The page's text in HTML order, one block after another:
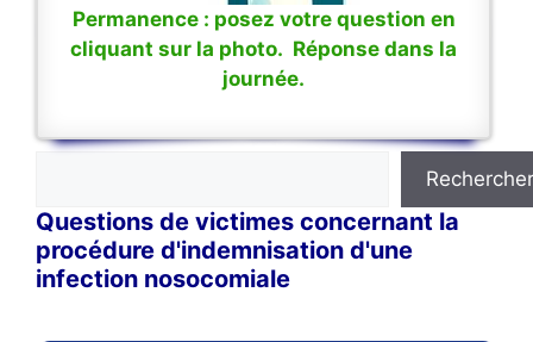
Permanence : posez votre question en
cliquant sur la photo. Réponse dans la
journée.
Rechercher
Questions de victimes concernant la
procédure d'indemnisation d'une
infection nosocomiale